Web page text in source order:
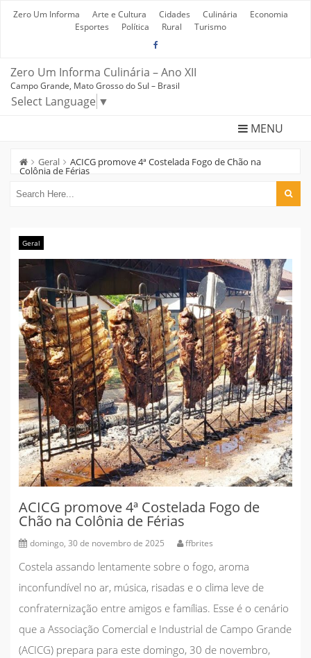
Zero Um Informa Arte e Cultura Cidades Culinária
Economia
Esportes
Política Rural Turismo
Zero Um Informa Culinária – Ano XII
Campo Grande, Mato Grosso do Sul – Brasil
Select Language ▼
MENU
Geral ACICG promove 4ª Costelada Fogo de Chão na
Colônia de Férias
Geral
ACICG promove 4ª Costelada Fogo de
Chão na Colônia de Férias
domingo, 30 de novembro de 2025 ffbrites
Costela assando lentamente sobre o fogo, aroma
inconfundível no ar, música, risadas e o clima leve de
confraternização entre amigos e famílias. Esse é o cenário
que a Associação Comercial e Industrial de Campo Grande
(ACICG) prepara para este domingo, 30 de novembro,